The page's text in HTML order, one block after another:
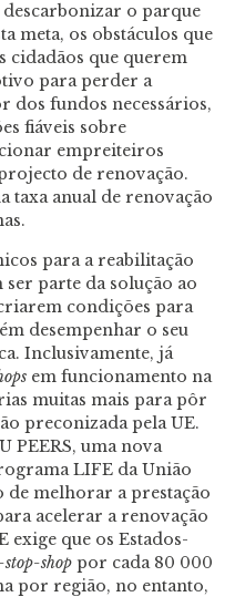
o parque
meta, os obstáculos que
cidadãos que querem
para perder a
dos fundos necessários,
fiáveis sobre
empreiteiros
de renovação.
taxa anual de renovação
para a reabilitação
parte da solução ao
condições para
desempenhar o seu
Inclusivamente, já
em funcionamento na
muitas mais para pôr
preconizada pela UE.
PEERS, uma nova
LIFE da União
de melhorar a prestação
acelerar a renovação
exige que os Estados-
stop-shop por cada 80 000
por região, no entanto,